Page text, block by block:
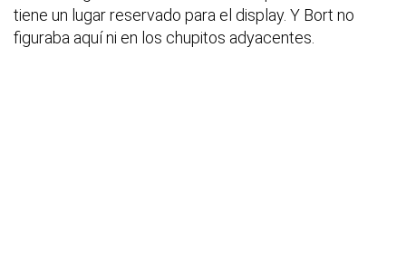
tiene un lugar reservado para el display. Y Bort no
figuraba aquí ni en los chupitos adyacentes.